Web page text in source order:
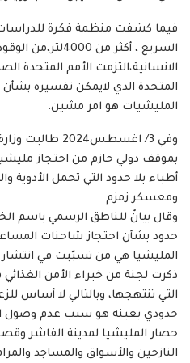
فيما كشفت منظمة فكرة
السريع ، أكثر من
الانسانية،التزمت الأمم المتحدة
المتحدة الذي لايمكن تفسيره
المليشيات هو امر مشين.
وفي 3/
بموقف دولي حازم من احتجاز
أطباء بلا حدود التي تحمل الأدوية
ومعسكر زمزم.
وقال بيانٌ للناطق الرسمي باسم
حدود بشأن احتجاز شاحنات
المليشيا هي من تسبّبت في
ذكرت لجنة من خبراء الأمن الغذائي
التي تنتهجها، وبالتالي لا أساس
حدودي بعينه هو سبب عدم وصول
حصار المليشيا لمدينة الفاشر
النازحين والأسواق والمساجد